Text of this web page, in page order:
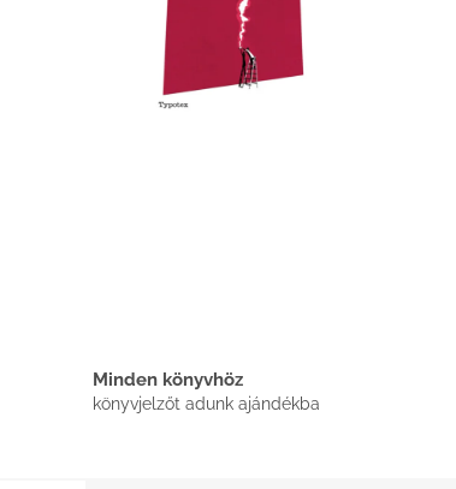
Minden könyvhöz
könyvjelzőt adunk ajándékba